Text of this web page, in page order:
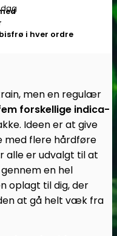
i hver ordre
men en regulær
forskellige indica-
Ideen er at give
med flere hårdføre
alle er udvalgt til at
en hel
oplagt til dig, der
at gå helt væk fra